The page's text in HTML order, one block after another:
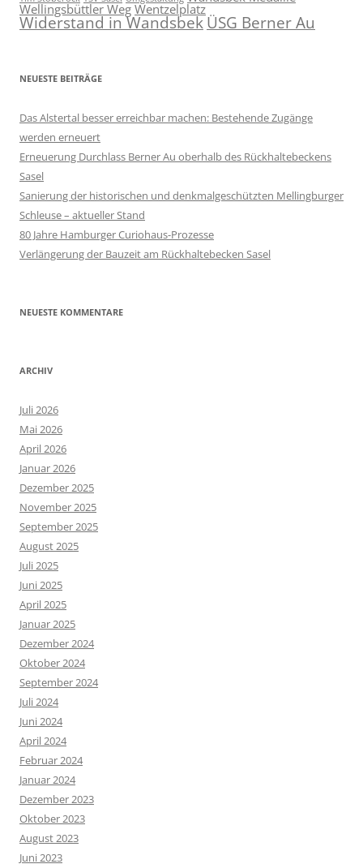
Wellingsbüttler WegWentzelplatz
Widerstand in Wandsbek ÜSG Berner Au
NEUESTE BEITRÄGE
Das Alstertal besser erreichbar machen: Bestehende Zugänge
werden erneuert
Erneuerung Durchlass Berner Au oberhalb des Rückhalte­beckens
Sasel
Sanierung der historischen und denkmalgeschützten Mellingburger
Schleuse – aktueller Stand
80 Jahre Hamburger Curiohaus-Prozesse
Verlängerung der Bauzeit am Rückhaltebecken Sasel
NEUESTE KOMMENTARE
ARCHIV
Juli 2026
Mai 2026
April 2026
Januar 2026
Dezember 2025
November 2025
September 2025
August 2025
Juli 2025
Juni 2025
April 2025
Januar 2025
Dezember 2024
Oktober 2024
September 2024
Juli 2024
Juni 2024
April 2024
Februar 2024
Januar 2024
Dezember 2023
Oktober 2023
August 2023
Juni 2023